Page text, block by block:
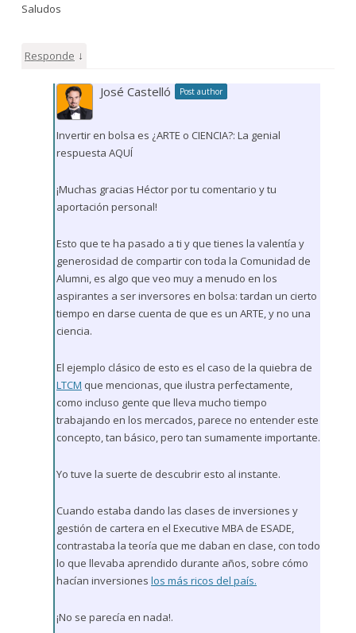
Saludos
Responde ↓
José Castelló Post author
Invertir en bolsa es ¿ARTE o CIENCIA?: La genial
respuesta AQUÍ
¡Muchas gracias Héctor por tu comentario y tu
aportación personal!
Esto que te ha pasado a ti y que tienes la valentía y
generosidad de compartir con toda la Comunidad de
Alumni, es algo que veo muy a menudo en los
aspirantes a ser inversores en bolsa: tardan un cierto
tiempo en darse cuenta de que es un ARTE, y no una
ciencia.
El ejemplo clásico de esto es el caso de la quiebra de
LTCM que mencionas, que ilustra perfectamente,
como incluso gente que lleva mucho tiempo
trabajando en los mercados, parece no entender este
concepto, tan básico, pero tan sumamente importante.
Yo tuve la suerte de descubrir esto al instante.
Cuando estaba dando las clases de inversiones y
gestión de cartera en el Executive MBA de ESADE,
contrastaba la teoría que me daban en clase, con todo
lo que llevaba aprendido durante años, sobre cómo
hacían inversiones los más ricos del país.
¡No se parecía en nada!.